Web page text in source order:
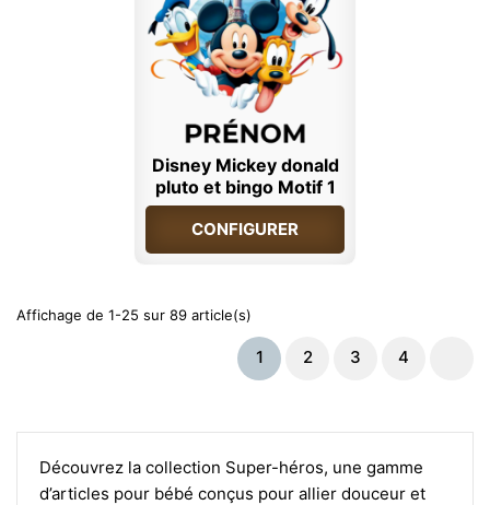
Disney Mickey donald
pluto et bingo Motif 1
CONFIGURER
Affichage de 1-25 sur 89 article(s)
1 2 3 4
Découvrez la collection Super-héros, une gamme
d’articles pour bébé conçus pour allier douceur et